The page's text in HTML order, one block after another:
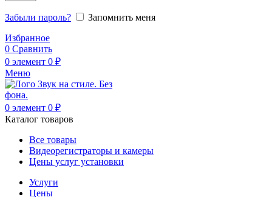
Забыли пароль?
Запомнить меня
Избранное
0 Сравнить
0 элемент 0 ₽
Меню
0 элемент 0 ₽
Каталог товаров
Все товары
Видеорегистраторы и камеры
Цены услуг установки
Услуги
Цены